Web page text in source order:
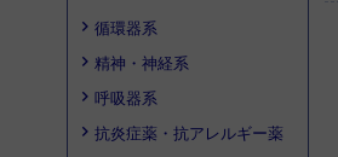
循環器系
精神・神経系
呼吸器系
抗炎症薬・抗アレルギー薬